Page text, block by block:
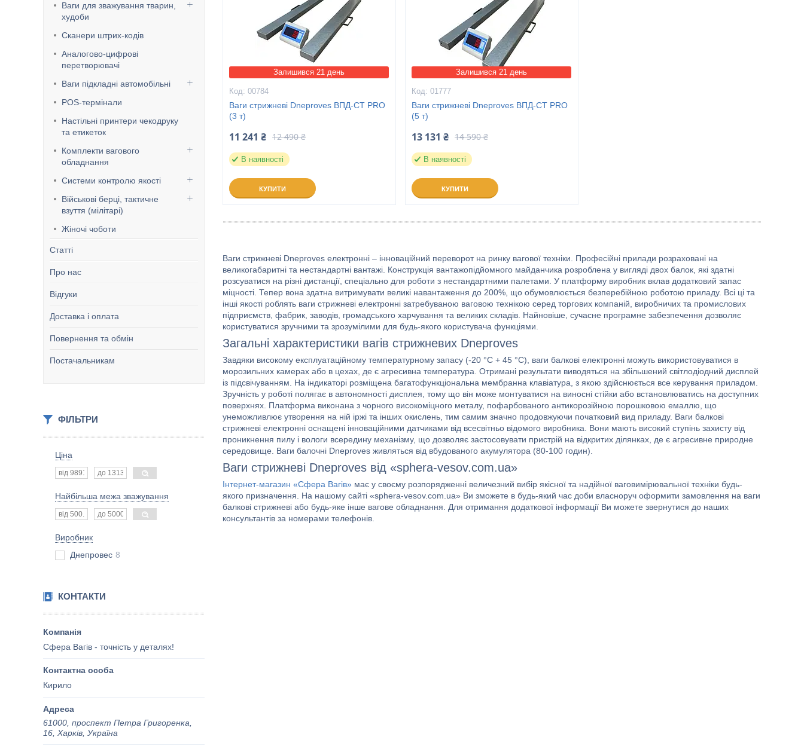
Ваги для зважування тварин,
худоби
Сканери штрих-кодів
Аналогово-цифрові
перетворювачі
Ваги підкладні автомобільні
POS-термінали
Настільні принтери чекодруку
та етикеток
Комплекти вагового
обладнання
Системи контролю якості
Військові берці, тактичне
взуття (мілітарі)
Жіночі чоботи
Статті
Про нас
Відгуки
Доставка і оплата
Повернення та обмін
Постачальникам
ФІЛЬТРИ
Ціна
Найбільша межа зважування
Виробник
Днепровес 8
КОНТАКТИ
Сфера Вагів - точність у деталях!
Кирило
61000, проспект Петра Григоренка,
16, Харків, Україна
Залишився 21 день
00784
Ваги стрижневі Dneproves ВПД-СТ PRO
(3 т)
11 241 ₴ 12 490 ₴
В наявності
КУПИТИ
Залишився 21 день
01777
Ваги стрижневі Dneproves ВПД-СТ PRO
(5 т)
13 131 ₴ 14 590 ₴
В наявності
КУПИТИ
Ваги стрижневі Dneproves електронні – інноваційний переворот на ринку вагової техніки. Професійні прилади розраховані на
великогабаритні та нестандартні вантажі. Конструкція вантажопідйомного майданчика розроблена у вигляді двох балок, які здатні
розсуватися на різні дистанції, спеціально для роботи з нестандартними палетами. У платформу виробник вклав додатковий запас
міцності. Тепер вона здатна витримувати великі навантаження до 200%, що обумовлюється безперебійною роботою приладу. Всі ці та
інші якості роблять ваги стрижневі електронні затребуваною ваговою технікою серед торгових компаній, виробничих та промислових
підприємств, фабрик, заводів, громадського харчування та великих складів. Найновіше, сучасне програмне забезпечення дозволяє
користуватися зручними та зрозумілими для будь-якого користувача функціями.
Загальні характеристики вагів стрижневих Dneproves
Завдяки високому експлуатаційному температурному запасу (-20 °C + 45 °C), ваги балкові електронні можуть використовуватися в
морозильних камерах або в цехах, де є агресивна температура. Отримані результати виводяться на збільшений світлодіодний дисплей
із підсвічуванням. На індикаторі розміщена багатофункціональна мембранна клавіатура, з якою здійснюється все керування приладом.
Зручність у роботі полягає в автономності дисплея, тому що він може монтуватися на виносні стійки або встановлюватись на доступних
поверхнях. Платформа виконана з чорного високоміцного металу, пофарбованого антикорозійною порошковою емаллю, що
унеможливлює утворення на ній іржі та інших окислень, тим самим значно продовжуючи початковий вид приладу. Ваги балкові
стрижневі електронні оснащені інноваційними датчиками від всесвітньо відомого виробника. Вони мають високий ступінь захисту від
проникнення пилу і вологи всередину механізму, що дозволяє застосовувати пристрій на відкритих ділянках, де є агресивне природне
середовище. Ваги балочні Dneproves живляться від вбудованого акумулятора (80-100 годин).
Ваги стрижневі Dneproves від «sphera-vesov.com.ua»
Інтернет-магазин «Сфера Вагів» має у своєму розпорядженні величезний вибір якісної та надійної ваговимірювальної техніки будь-
якого призначення. На нашому сайті «sphera-vesov.com.ua» Ви зможете в будь-який час доби власноруч оформити замовлення на ваги
балкові стрижневі або будь-яке інше вагове обладнання. Для отримання додаткової інформації Ви можете звернутися до наших
консультантів за номерами телефонів.